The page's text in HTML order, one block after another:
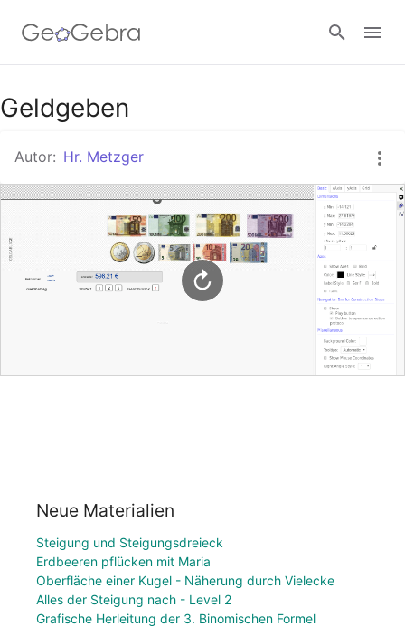
Google Classroom
GeoGebra Classroom
Anmelden
Geldgeben
Autor: Hr. Metzger
Neue Materialien
Steigung und Steigungsdreieck
Erdbeeren pflücken mit Maria
Oberfläche einer Kugel - Näherung durch Vielecke
Alles der Steigung nach - Level 2
Grafische Herleitung der 3. Binomischen Formel